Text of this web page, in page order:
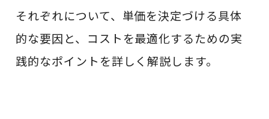
それぞれについて、単価を決定づける具体
的な要因と、コストを最適化するための実
践的なポイントを詳しく解説します。